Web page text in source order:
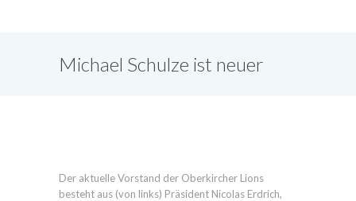
Michael Schulze ist neuer
Der aktuelle Vorstand der Oberkircher Lions
besteht aus (von links) Präsident Nicolas Erdrich,